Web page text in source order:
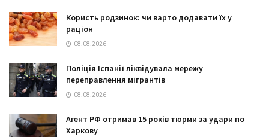
Користь родзинок: чи варто додавати їх у
раціон
08.08.2026
Поліція Іспанії ліквідувала мережу
переправлення мігрантів
08.08.2026
Агент РФ отримав 15 років тюрми за удари по
Харкову